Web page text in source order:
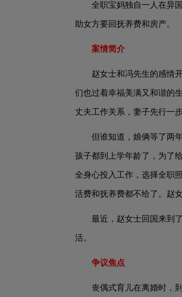
全职宝妈独自一人在异
助女方要回抚养费和房产。
案情简介
赵女士和冯先生的感情
们也过着幸福美满又和谐的
丈夫工作关系，妻子先行一
但谁知道，娘俩等了两
孩子都到上学年龄了，为了
全身心投入工作，选择全职
活费和抚养费都不给了。赵
最近，赵女士回国来到
活。
争议焦点
丧偶式育儿在离婚时，